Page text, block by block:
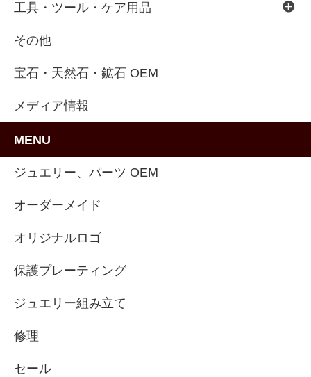
工具・ツール・ケア用品
その他
宝石・天然石・鉱石 OEM
メディア情報
MENU
ジュエリー、パーツ OEM
オーダーメイド
オリジナルロゴ
保護プレーティング
ジュエリー組み立て
修理
セール